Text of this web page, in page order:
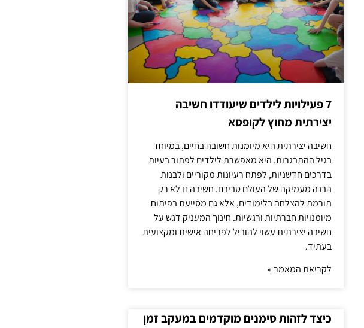
7 פעילויות לילדים שיעודדו חשיבה
יצירתית מחוץ לקופסא
חשיבה יצירתית היא מיומנות חשובה בחיים, במיוחד
בגיל ההתבגרות. היא מאפשרת לילדים לפתור בעיות
בדרכים חדשניות, לפתח רעיונות מקוריים ולבנות
הבנה מעמיקה של העולם סביבם. חשיבה זו לא רק
תורמת להצלחה בלימודים, אלא גם מסייעת בפיתוח
מיומנויות חברתיות ורגשיות. חינוך המעניק דגש על
חשיבה יצירתית עשוי להוביל לפריחה אישית ומקצועית
בעתיד.
לקריאת המאמר »
כיצד לזהות סימנים מוקדמים במעקב זמן